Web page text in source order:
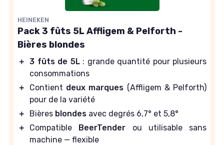
HEINEKEN
Pack 3 fûts 5L Affligem & Pelforth -
Bières blondes
＋ 3 fûts de 5L: grande quantité pour plusieurs
consommations
＋
Contient deux marques (Affligem & Pelforth)
pour de la variété
＋
Bières blondes avec degrés 6,7° et 5,8°
＋
Compatible BeerTender ou utilisable sans
machine — flexible